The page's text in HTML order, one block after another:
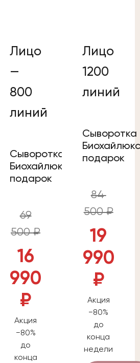
Лицо
—
800
линий
Сыворотка
Биохайлюксв
подарок
69
500 ₽
16
990
₽
Акция
−80%
до
конца
Лицо
1200
линий
Сыворотка
подарок
84
500 ₽
19
990
₽
Акция
−80%
до
конца
недели